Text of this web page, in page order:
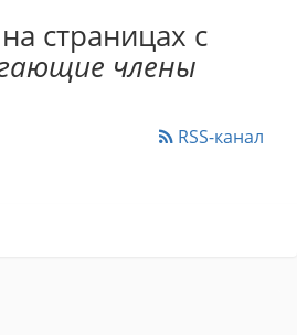
страницах с
члены
RSS-канал